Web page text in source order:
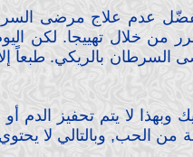
عدم علاج مرضى
خلال تهييجا. لكن
السرطان بالريكي. طبعاً
وبهذا لا يتم تحفيز الدم
من الحب, وبالتالي لا